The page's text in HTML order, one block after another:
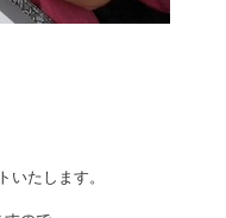
たします。